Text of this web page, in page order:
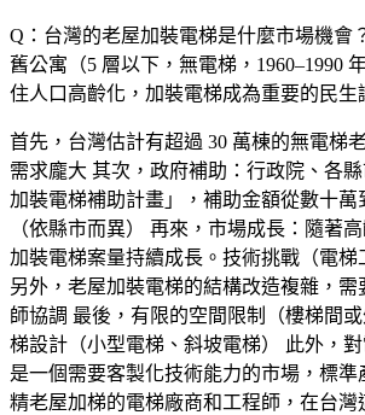
Q：台灣的老屋加裝電梯是什麼市場機會
舊公寓（5 層以下，無電梯，1960–1990
住人口高齡化，加裝電梯成為重要的民生
首先，台灣估計有超過 30 萬棟的無電梯
需求龐大 其次，政府補助：行政院、各
加裝電梯補助計畫」，補助金額從數十萬
（依縣市而異） 再來，市場成長：隨著
加裝電梯案量持續成長。技術挑戰（電梯
另外，老屋加裝電梯的結構改造複雜，需
師協調 最後，有限的空間限制（樓梯間
梯設計（小型電梯、斜坡電梯） 此外，
是一個需要客製化技術能力的市場，標
精老屋加梯的電梯廠商和工程師，在台灣